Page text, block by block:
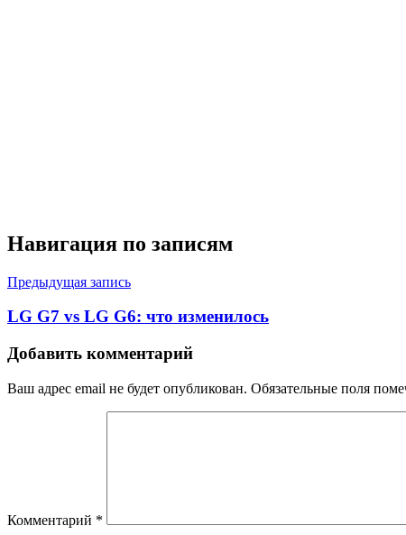
Навигация по записям
Предыдущая запись
LG G7 vs LG G6: что изменилось
Добавить комментарий
Ваш адрес email не будет опубликован. Обязательные поля
Комментарий *